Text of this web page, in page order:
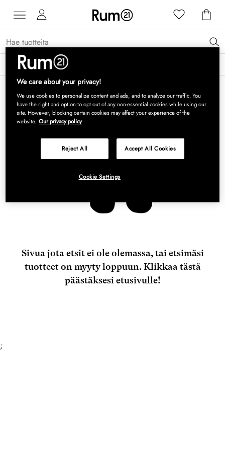
Saat 15 % alennusta Grythyttan Stålmöbler -tuotteista* →
Sivua jota etsit ei ole olemassa, tai etsimäsi
tuotteet on myyty loppuun. Klikkaa tästä
päästäksesi etusivulle!
;
We care about your privacy!
We use cookies to personalize content and ads, and to analyze our traffic. You
have the right and option to opt out of any non-essential cookies while using our
site. However, blocking certain cookies may affect your experience of the
website. Our privacy policy
Reject All Accept All Cookies
Cookie Settings